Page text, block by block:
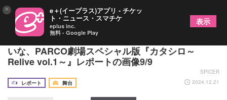
TRPGを劇場で体感 ディズム×白石加代子×相羽あ
いな、PARCO劇場スペシャル版『カタシロ～
Relive vol.1～』レポートの画像9/9
SPICER
レポート
舞台 2024.12.21
× e＋(イープラス)アプリ - チケッ
ト・ニュース・スマチケ
eplus inc.
無料 - Google Play
表示